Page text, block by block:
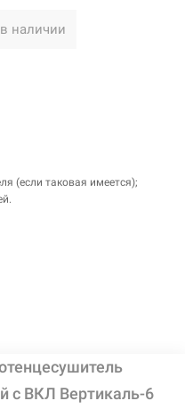
наличии
(если таковая имеется);
с ВКЛ Вертикаль-6